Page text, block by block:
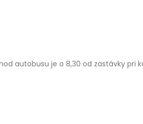
autobusu je o 8,30 od zastávky pri